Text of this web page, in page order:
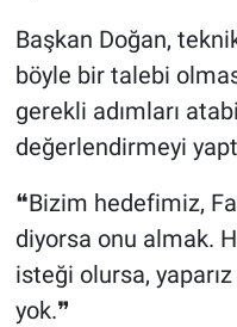
Başkan Doğan,
böyle bir talebi
gerekli adımları
değerlendirmeyi
❝Bizim hedefimiz,
diyorsa onu almak.
isteği olursa, yaparız
yok.❞